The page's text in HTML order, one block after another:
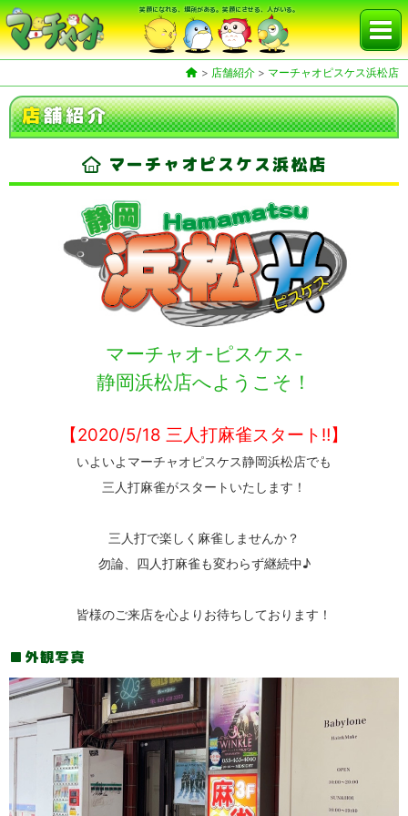
笑顔になれる、場所がある。笑顔にさせる、人がいる。
> 店舗紹介 > マーチャオピスケス浜松店
店舗紹介
マーチャオピスケス浜松店
マーチャオ-ピスケス-
静岡浜松店へようこそ！
【2020/5/18 三人打麻雀スタート‼】
いよいよマーチャオピスケス静岡浜松店でも
三人打麻雀がスタートいたします！
三人打で楽しく麻雀しませんか？
勿論、四人打麻雀も変わらず継続中♪
皆様のご来店を心よりお待ちしております！
外観写真